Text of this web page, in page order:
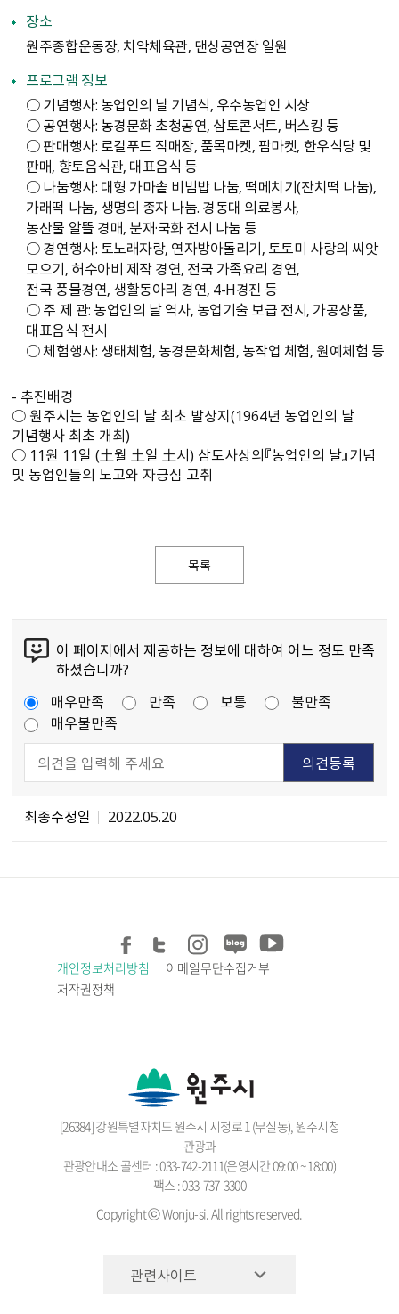
장소
원주종합운동장, 치악체육관, 댄싱공연장 일원
프로그램 정보
○ 기념행사: 농업인의 날 기념식, 우수농업인 시상
○ 공연행사: 농경문화 초청공연, 삼토콘서트, 버스킹 등
○ 판매행사: 로컬푸드 직매장, 품목마켓, 팜마켓, 한우식당 및
판매, 향토음식관, 대표음식 등
○ 나눔행사: 대형 가마솥 비빔밥 나눔, 떡메치기(잔치떡 나눔),
가래떡 나눔, 생명의 종자 나눔. 경동대 의료봉사,
농산물 알뜰 경매, 분재·국화 전시 나눔 등
○ 경연행사: 토노래자랑, 연자방아돌리기, 토토미 사랑의 씨앗
모으기, 허수아비 제작 경연, 전국 가족요리 경연,
전국 풍물경연, 생활동아리 경연, 4-H경진 등
○ 주 제 관: 농업인의 날 역사, 농업기술 보급 전시, 가공상품,
대표음식 전시
○ 체험행사: 생태체험, 농경문화체험, 농작업 체험, 원예체험 등
- 추진배경
○ 원주시는 농업인의 날 최초 발상지(1964년 농업인의 날
기념행사 최초 개최)
○ 11원 11일 (土월 土일 土시) 삼토사상의『농업인의 날』기념
및 농업인들의 노고와 자긍심 고취
목록
이 페이지에서 제공하는 정보에 대하여 어느 정도 만족
하셨습니까?
매우만족
만족 보통
불만족
매우불만족
최종수정일 2022.05.20
개인정보처리방침
이메일무단수집거부
저작권정책
[26384] 강원특별자치도 원주시 시청로 1 (무실동), 원주시청
관광과
관광안내소 콜센터 : 033-742-2111(운영시간 09:00 ~ 18:00)
팩스 : 033-737-3300
Copyright ⓒ Wonju-si. All rights reserved.
관련사이트